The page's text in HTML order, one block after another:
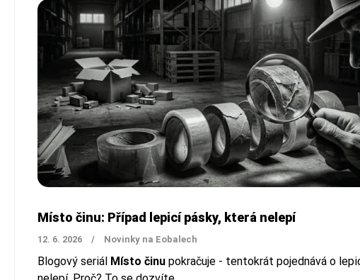
Místo činu: Případ lepicí pásky, která nelepí
12. 6. 2026 / Novinky na Eobalech
Blogový seriál Místo činu pokračuje - tentokrát pojednává o